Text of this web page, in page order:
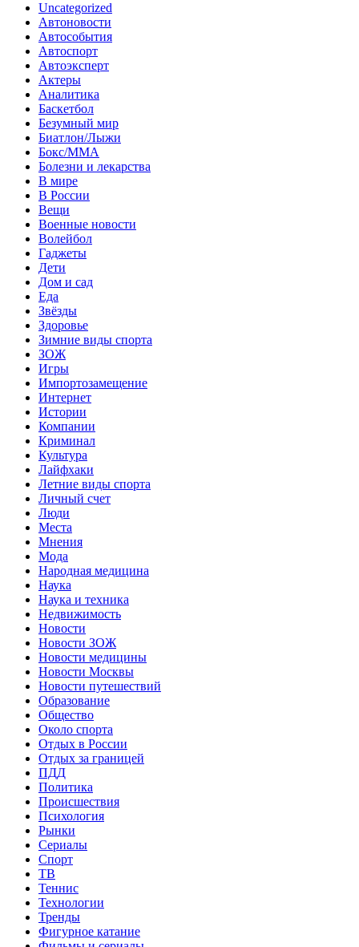
Uncategorized
Автоновости
Автособытия
Автоспорт
Автоэксперт
Актеры
Аналитика
Баскетбол
Безумный мир
Биатлон/Лыжи
Бокс/MMA
Болезни и лекарства
В мире
В России
Вещи
Военные новости
Волейбол
Гаджеты
Дети
Дом и сад
Еда
Звёзды
Здоровье
Зимние виды спорта
ЗОЖ
Игры
Импортозамещение
Интернет
Истории
Компании
Криминал
Культура
Лайфхаки
Летние виды спорта
Личный счет
Люди
Места
Мнения
Мода
Народная медицина
Наука
Наука и техника
Недвижимость
Новости
Новости ЗОЖ
Новости медицины
Новости Москвы
Новости путешествий
Образование
Общество
Около спорта
Отдых в России
Отдых за границей
ПДД
Политика
Происшествия
Психология
Рынки
Сериалы
Спорт
ТВ
Теннис
Технологии
Тренды
Фигурное катание